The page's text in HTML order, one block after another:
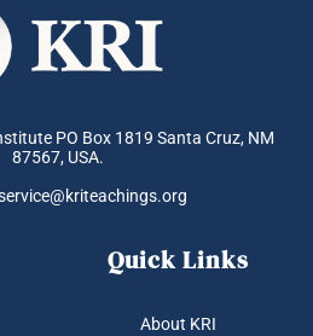
PO Box 1819 Santa Cruz, NM
87567, USA.
Quick Links
About KRI